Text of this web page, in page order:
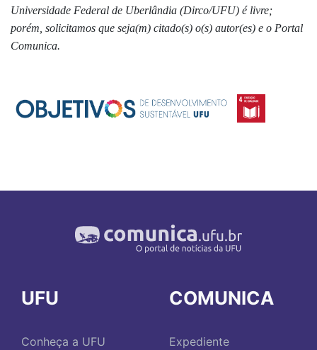
Universidade Federal de Uberlândia (Dirco/UFU) é livre;
porém, solicitamos que seja(m) citado(s) o(s) autor(es) e o Portal
Comunica.
UFU
Conheça a UFU
COMUNICA
Expediente